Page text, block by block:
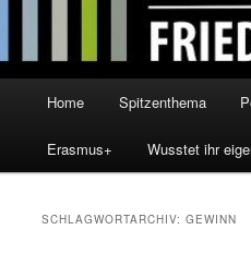
Home Spitzenthema
Erasmus+ Wusstet ihr
SCHLAGWORTARCHIV: GEWINN